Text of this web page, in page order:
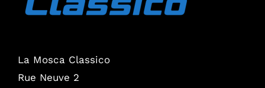
La Mosca Classico
Rue Neuve 2